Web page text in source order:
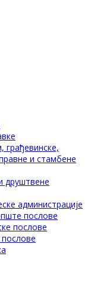
и стамбене
друштвене
администрације
послове
послове